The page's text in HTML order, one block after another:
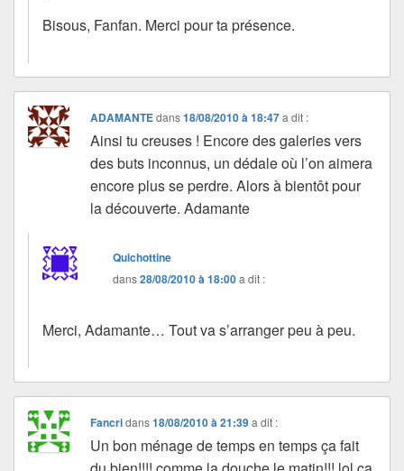
Bisous, Fanfan. Merci pour ta présence.
ADAMANTEdans18/08/2010 à 18:47 a dit :
Ainsi tu creuses ! Encore des galeries vers
des buts inconnus, un dédale où l’on aimera
encore plus se perdre. Alors à bientôt pour
la découverte. Adamante
Quichottine
dans28/08/2010 à 18:00a dit :
Merci, Adamante… Tout va s’arranger peu à peu.
Fancridans18/08/2010 à 21:39 a dit :
Un bon ménage de temps en temps ça fait